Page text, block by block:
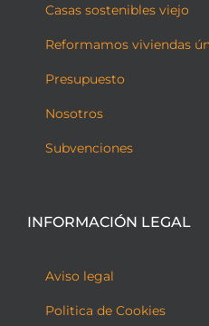
Casas sostenibles viejo
Reformamos viviendas
Presupuesto
Nosotros
Subvenciones
INFORMACIÓN LEGAL
Aviso legal
Politica de Cookies